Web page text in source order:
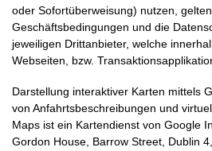
oder Sofortüberweisung) nutzen,
Geschäftsbedingungen und die
jeweiligen Drittanbieter, welche
Webseiten, bzw.
Darstellung interaktiver Karten mittels
von Anfahrtsbeschreibungen und
Maps ist ein Kartendienst von Google
Gordon House, Barrow Street, Dublin